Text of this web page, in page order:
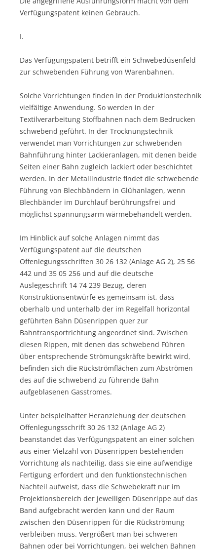
Verfügungspatent keinen Gebrauch.
I.
Das Verfügungspatent betrifft ein Schwebedüsenfeld
zur schwebenden Führung von Warenbahnen.
Solche Vorrichtungen finden in der Produktionstechnik
vielfältige Anwendung. So werden in der
Textilverarbeitung Stoffbahnen nach dem Bedrucken
schwebend geführt. In der Trocknungstechnik
verwendet man Vorrichtungen zur schwebenden
Bahnführung hinter Lackieranlagen, mit denen beide
Seiten einer Bahn zugleich lackiert oder beschichtet
werden. In der Metallindustrie findet die schwebende
Führung von Blechbändern in Glühanlagen, wenn
Blechbänder im Durchlauf berührungsfrei und
möglichst spannungsarm wärmebehandelt werden.
Im Hinblick auf solche Anlagen nimmt das
Verfügungspatent auf die deutschen
Offenlegungsschriften 30 26 132 (Anlage AG 2), 25 56
442 und 35 05 256 und auf die deutsche
Auslegeschrift 14 74 239 Bezug, deren
Konstruktionsentwürfe es gemeinsam ist, dass
oberhalb und unterhalb der im Regelfall horizontal
geführten Bahn Düsenrippen quer zur
Bahntransportrichtung angeordnet sind. Zwischen
diesen Rippen, mit denen das schwebend Führen
über entsprechende Strömungskräfte bewirkt wird,
befinden sich die Rückströmflächen zum Abströmen
des auf die schwebend zu führende Bahn
aufgeblasenen Gasstromes.
Unter beispielhafter Heranziehung der deutschen
Offenlegungsschrift 30 26 132 (Anlage AG 2)
beanstandet das Verfügungspatent an einer solchen
aus einer Vielzahl von Düsenrippen bestehenden
Vorrichtung als nachteilig, dass sie eine aufwendige
Fertigung erfordert und den funktionstechnischen
Nachteil aufweist, dass die Schwebekraft nur im
Projektionsbereich der jeweiligen Düsenrippe auf das
Band aufgebracht werden kann und der Raum
zwischen den Düsenrippen für die Rückströmung
verbleiben muss. Vergrößert man bei schweren
Bahnen oder bei Vorrichtungen, bei welchen Bahnen